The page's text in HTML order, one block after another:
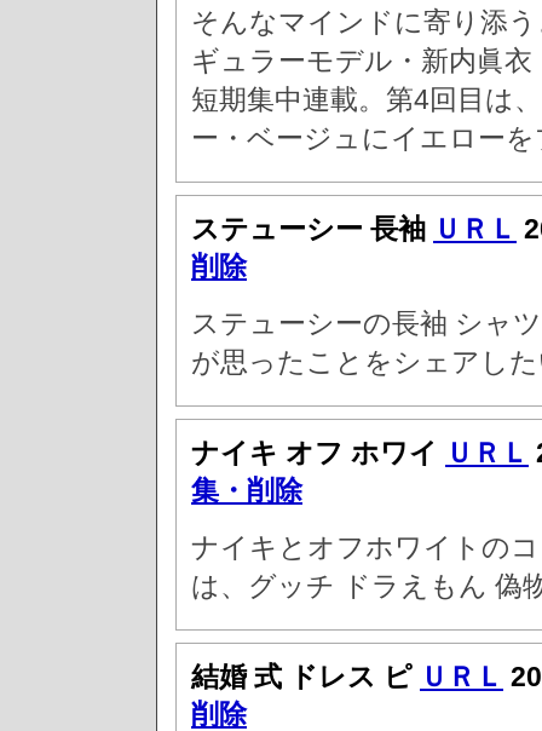
そんなマインドに寄り添
ギュラーモデル・新内眞
短期集中連載。第4回目は
ー・ベージュにイエロー
ステューシー 長袖 ＵＲＬ
削除
ステューシーの長袖 シャ
が思ったことをシェアし
ナイキ オフ ホワイ ＵＲＬ
集・削除
ナイキとオフホワイトの
は、グッチ ドラえもん 偽
結婚 式 ドレス ピ ＵＲＬ
削除